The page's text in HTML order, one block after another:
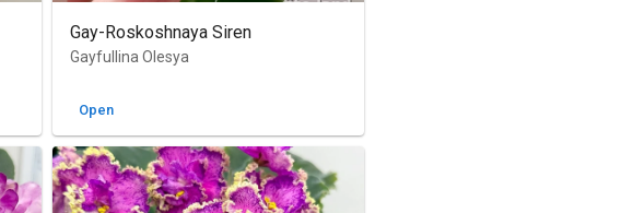
Gay-Roskoshnaya Siren
Gayfullina Olesya
Open